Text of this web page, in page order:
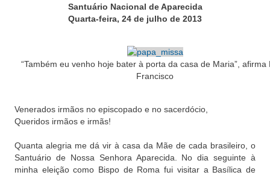
Santuário Nacional de Aparecida
Quarta-feira, 24 de julho de 2013
“Também eu venho hoje bater à porta da casa de Maria”, afirma
Francisco
Venerados irmãos no episcopado e no sacerdócio,
Queridos irmãos e irmãs!
Quanta alegria me dá vir à casa da Mãe de cada brasileiro, o
Santuário de Nossa Senhora Aparecida. No dia seguinte à
minha eleição como Bispo de Roma fui visitar a Basílica de